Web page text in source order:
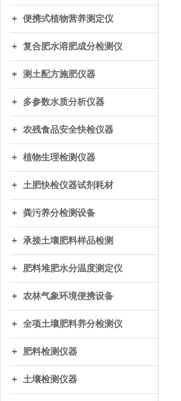
便携式植物营养测定仪
复合肥水溶肥成分检测仪
测土配方施肥仪器
多参数水质分析仪器
农残食品安全快检仪器
植物生理检测仪器
土肥快检仪器试剂耗材
粪污养分检测设备
承接土壤肥料样品检测
肥料堆肥水分温度测定仪
农林气象环境便携设备
全项土壤肥料养分检测仪
肥料检测仪器
土壤检测仪器